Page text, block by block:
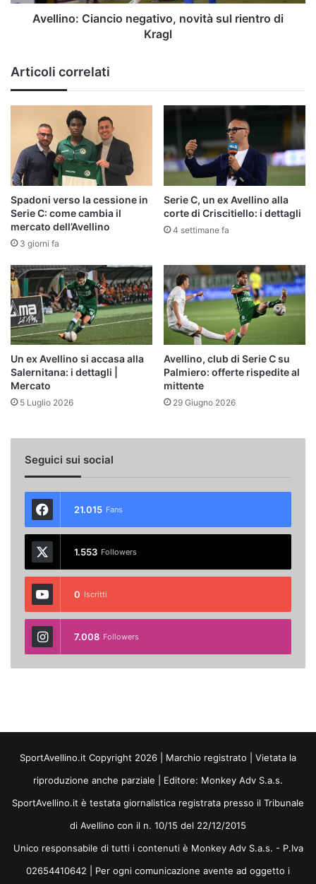
Avellino: Ciancio negativo, novità sul rientro di
Kragl
Articoli correlati
Spadoni verso la cessione in
Serie C: come cambia il
mercato dell’Avellino
3 giorni fa
Serie C, un ex Avellino alla
corte di Criscitiello: i dettagli
4 settimane fa
Un ex Avellino si accasa alla
Salernitana: i dettagli |
Mercato
5 Luglio 2026
Avellino, club di Serie C su
Palmiero: offerte rispedite al
mittente
29 Giugno 2026
Seguici sui social
21.015 Fans
1.553 Followers
0 Iscritti
7.008 Followers
SportAvellino.it Copyright 2026 | Marchio registrato | Vietata la
riproduzione anche parziale | Editore: Monkey Adv S.a.s.
SportAvellino.it è testata giornalistica registrata presso il Tribunale
di Avellino con il n. 10/15 del 22/12/2015
Unico responsabile di tutti i contenuti è Monkey Adv S.a.s. - P.Iva
02654410642 | Per ogni comunicazione avente ad oggetto i